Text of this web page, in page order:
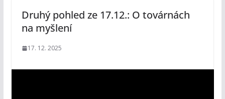
Druhý pohled ze 17.12.: O továrnách
na myšlení
17. 12. 2025